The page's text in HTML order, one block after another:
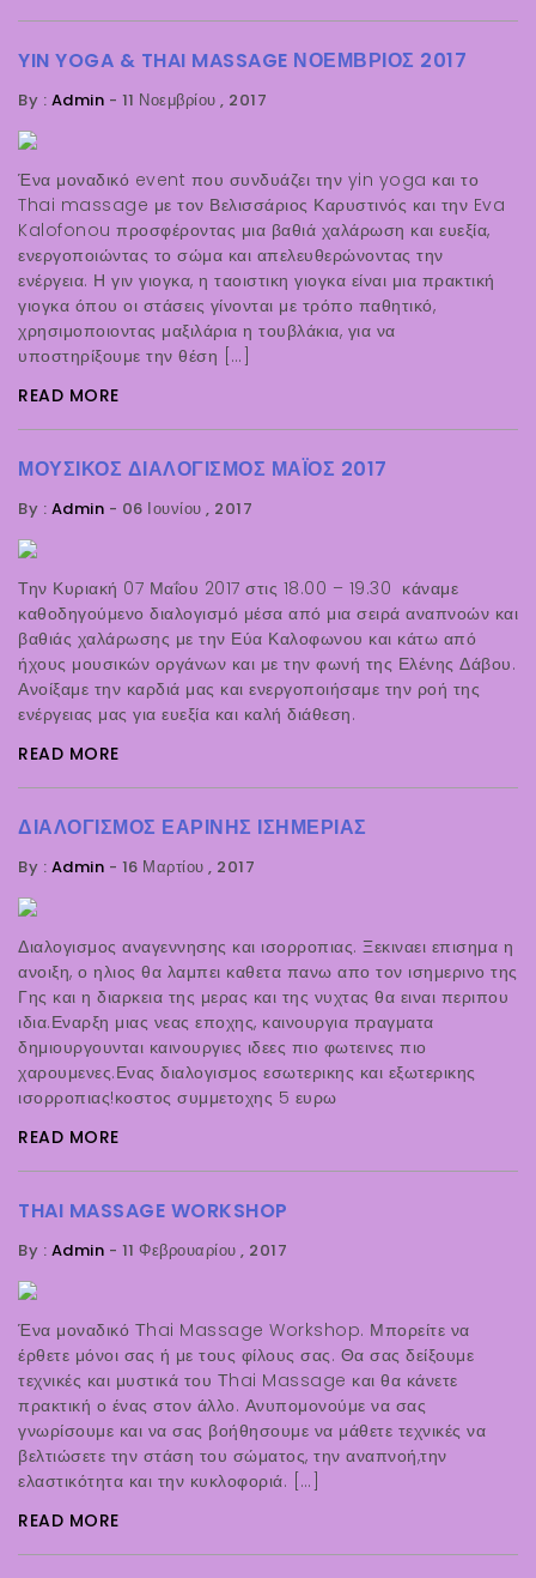
YIN YOGA & THAI MASSAGE ΝΟΈΜΒΡΙΟΣ 2017
By : Admin - 11 Νοεμβρίου , 2017
Ένα μοναδικό event που συνδυάζει την yin yoga και το
Thai massage με τον Βελισσάριος Καρυστινός και την Eva
Kalofonou προσφέροντας μια βαθιά χαλάρωση και ευεξία,
ενεργοποιώντας το σώμα και απελευθερώνοντας την
ενέργεια. Η γιν γιογκα, η ταοιστικη γιογκα είναι μια πρακτική
γιογκα όπου οι στάσεις γίνονται με τρόπο παθητικό,
χρησιμοποιοντας μαξιλάρια η τουβλάκια, για να
υποστηρίξουμε την θέση […]
READ MORE
ΜΟΥΣΙΚΌΣ ΔΙΑΛΟΓΙΣΜΌΣ ΜΆΙΟΣ 2017
By : Admin - 06 Ιουνίου , 2017
Την Κυριακή 07 Μαΐου 2017 στις 18.00 – 19.30 κάναμε
καθοδηγούμενο διαλογισμό μέσα από μια σειρά αναπνοών και
βαθιάς χαλάρωσης με την Εύα Καλοφωνου και κάτω από
ήχους μουσικών οργάνων και με την φωνή της Ελένης Δάβου.
Ανοίξαμε την καρδιά μας και ενεργοποιήσαμε την ροή της
ενέργειας μας για ευεξία και καλή διάθεση.
READ MORE
ΔΙΑΛΟΓΙΣΜΟΣ ΕΑΡΙΝΗΣ ΙΣΗΜΕΡΙΑΣ
By : Admin - 16 Μαρτίου , 2017
Διαλογισμος αναγεννησης και ισορροπιας. Ξεκιναει επισημα η
ανοιξη, ο ηλιος θα λαμπει καθετα πανω απο τον ισημερινο της
Γης και η διαρκεια της μερας και της νυχτας θα ειναι περιπου
ιδια.Εναρξη μιας νεας εποχης, καινουργια πραγματα
δημιουργουνται καινουργιες ιδεες πιο φωτεινες πιο
χαρουμενες.Ενας διαλογισμος εσωτερικης και εξωτερικης
ισορροπιας!κοστος συμμετοχης 5 ευρω
READ MORE
THAI MASSAGE WORKSHOP
By : Admin - 11 Φεβρουαρίου , 2017
Ένα μοναδικό Τhai Massage Workshop. Μπορείτε να
έρθετε μόνοι σας ή με τους φίλους σας. Θα σας δείξουμε
τεχνικές και μυστικά του Τhai Massage και θα κάνετε
πρακτική ο ένας στον άλλο. Ανυπομονούμε να σας
γνωρίσουμε και να σας βοήθησουμε να μάθετε τεχνικές να
βελτιώσετε την στάση του σώματος, την αναπνοή,την
ελαστικότητα και την κυκλοφοριά. […]
READ MORE